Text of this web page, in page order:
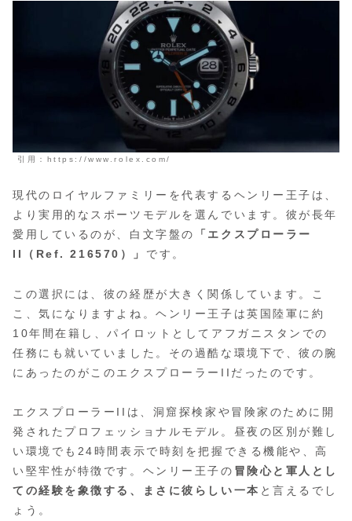
引用：https://www.rolex.com/
現代のロイヤルファミリーを代表するヘンリー王子は、
より実用的なスポーツモデルを選んでいます。彼が長年
愛用しているのが、白文字盤の
「エクスプローラー
II（Ref. 216570）」 です。
この選択には、彼の経歴が大きく関係しています。こ
こ、気になりますよね。ヘンリー王子は英国陸軍に約
10年間在籍し、パイロットとしてアフガニスタンでの
任務にも就いていました。 その過酷な環境下で、彼の腕
にあったのがこのエクスプローラーIIだったのです。
エクスプローラーIIは、洞窟探検家や冒険家のために開
発されたプロフェッショナルモデル。昼夜の区別が難し
い環境でも24時間表示で時刻を把握できる機能や、高
い堅牢性が特徴です。ヘンリー王子の 冒険心と軍人とし
ての経験を象徴する、まさに彼らしい一本 と言えるでし
ょう。